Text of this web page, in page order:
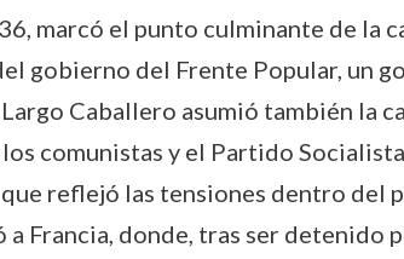
marcó el punto culminante de
gobierno del Frente Popular, un
Caballero asumió también la
comunistas y el Partido
reflejó las tensiones dentro del
Francia, donde, tras ser detenido